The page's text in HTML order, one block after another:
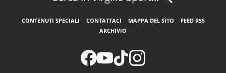
CONTENUTI SPECIALI CONTATTACI MAPPA DEL SITO
FEED RSS
ARCHIVIO